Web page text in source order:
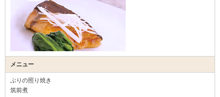
メニュー
ぶりの照り焼き
筑前煮